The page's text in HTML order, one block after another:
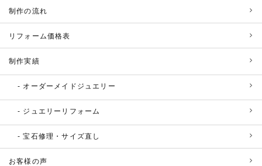
制作の流れ
リフォーム価格表
制作実績
オーダーメイドジュエリー
ジュエリーリフォーム
宝石修理・サイズ直し
お客様の声